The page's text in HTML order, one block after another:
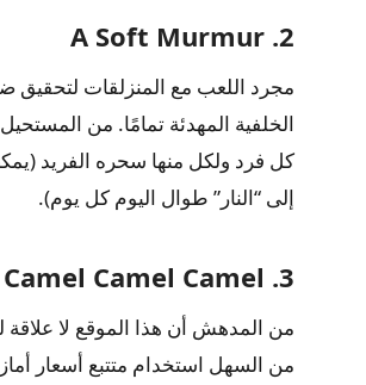
2. A Soft Murmur
مجرد اللعب مع المنزلقات لتحقيق
الخلفية المهدئة تمامًا. من
كل فرد ولكل منها سحره الفريد
إلى “النار” طوال اليوم كل يوم).
3. Camel Camel Camel
من المدهش أن هذا الموقع لا علاقة
من السهل استخدام متتبع أسعار